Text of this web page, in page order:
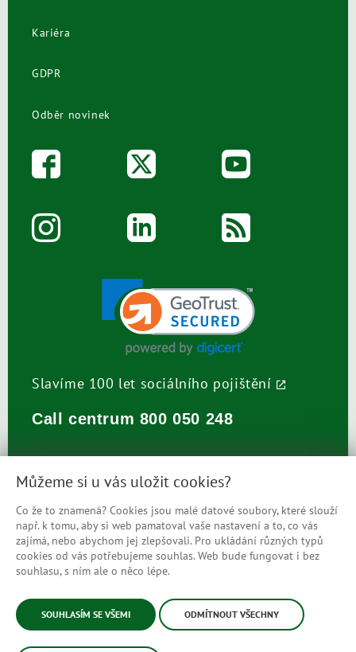
Kariéra
GDPR
Odběr novinek
Slavíme 100 let sociálního pojištění
Call centrum 800 050 248
Prohlášení o přístupnosti
Mapa stránek
© Česká správa sociálního zabezpečení
Můžeme si u vás uložit cookies?
Co že to znamená? Cookies jsou malé datové soubory, které slouží
např. k tomu, aby si web pamatoval vaše nastavení a to, co vás
zajímá, nebo abychom jej zlepšovali. Pro ukládání různých typů
cookies od vás potřebujeme souhlas. Web bude fungovat i bez
souhlasu, s ním ale o něco lépe.
SOUHLASÍM SE VŠEMI ODMÍTNOUT VŠECHNY